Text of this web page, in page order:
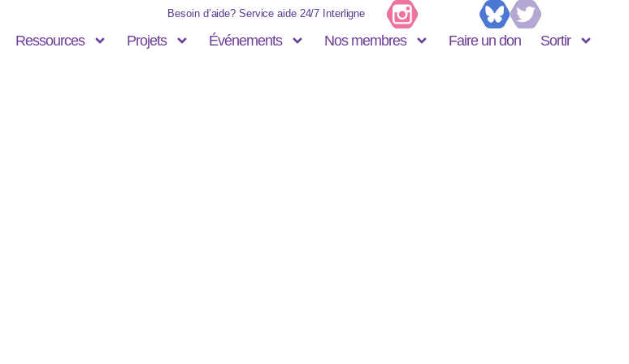
Besoin d’aide? Service aide 24/7 Interligne
Ressources Projets Événements Nos membres Faire un don Sortir